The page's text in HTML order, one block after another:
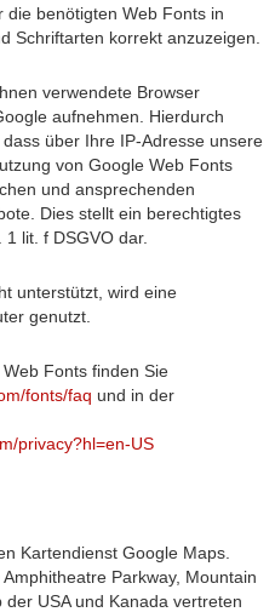
die benötigten Web Fonts in
Schriftarten korrekt anzuzeigen.
verwendete Browser
aufnehmen. Hierdurch
über Ihre IP-Adresse unsere
von Google Web Fonts
und ansprechenden
Dies stellt ein berechtigtes
lit. f DSGVO dar.
unterstützt, wird eine
genutzt.
Fonts finden Sie
fonts/faq und in der
privacy?hl=en-US
Kartendienst Google Maps.
Parkway, Mountain
USA und Kanada vertreten